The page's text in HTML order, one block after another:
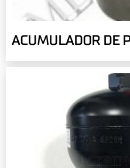
ACUMULADOR DE